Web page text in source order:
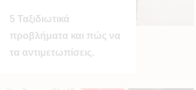
5 Ταξιδιωτικά
προβλήματα και πώς να
τα αντιμετωπίσεις.